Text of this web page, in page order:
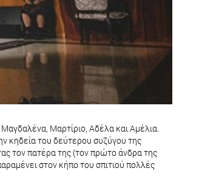
Μαρτίριο, Αδέλα και Αμέλια.
κηδεία του δεύτερου συζύγου της
τον πατέρα της (τον πρώτο άνδρα της
στον κήπο του σπιτιού πολλές